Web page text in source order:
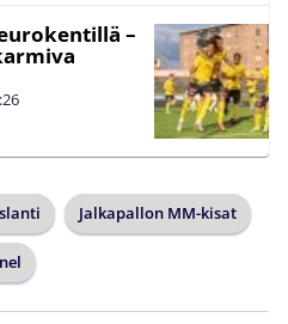
–
Jalkapallon MM-kisat